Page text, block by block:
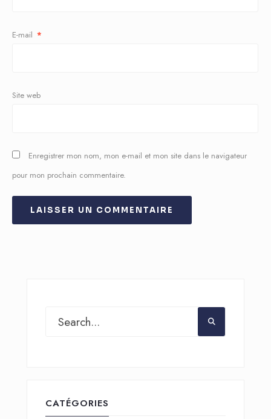
E-mail *
Site web
Enregistrer mon nom, mon e-mail et mon site dans le navigateur
pour mon prochain commentaire.
CATÉGORIES